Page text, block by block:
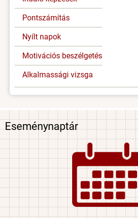
Pontszámítás
Nyílt napok
Motivációs beszélgetés
Alkalmassági vizsga
Eseménynaptár
Image